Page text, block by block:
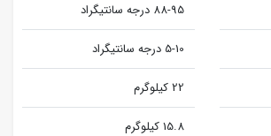
88-95 درجه سانتیگراد
5-10 درجه سانتیگراد
22 کیلوگرم
15.8 کیلوگرم